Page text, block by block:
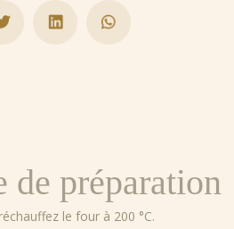
de préparation
le four à 200 °C.